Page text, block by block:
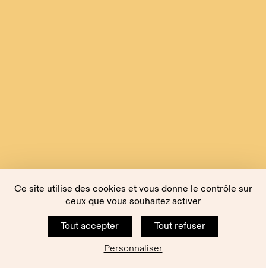
Ce site utilise des cookies et vous donne le contrôle sur
ceux que vous souhaitez activer
Tout accepter
Tout refuser
Personnaliser